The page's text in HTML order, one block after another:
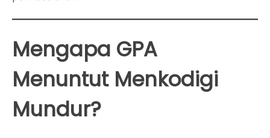
Mengapa GPA
Menuntut Menkodigi
Mundur?